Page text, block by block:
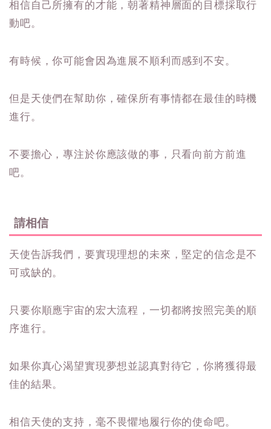
相信自己所擁有的才能，朝著精神層面的目標採取行
動吧。
有時候，你可能會因為進展不順利而感到不安。
但是天使們在幫助你，確保所有事情都在最佳的時機
進行。
不要擔心，專注於你應該做的事，只看向前方前進
吧。
請相信
天使告訴我們，要實現理想的未來，堅定的信念是不
可或缺的。
只要你順應宇宙的宏大流程，一切都將按照完美的順
序進行。
如果你真心渴望實現夢想並認真對待它，你將獲得最
佳的結果。
相信天使的支持，毫不畏懼地履行你的使命吧。